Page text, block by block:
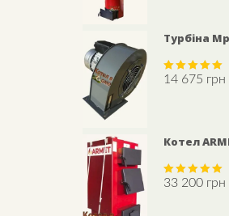
Турбіна
Rated5.00
14 675 грн
Котел
Rated5.00
33 200 грн